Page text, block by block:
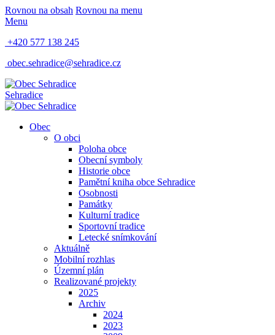
Rovnou na obsah Rovnou na menu
Menu
+420 577 138 245
obec.sehradice@sehradice.cz
Sehradice
Obec
O obci
Poloha obce
Obecní symboly
Historie obce
Pamětní kniha obce Sehradice
Osobnosti
Památky
Kulturní tradice
Sportovní tradice
Letecké snímkování
Aktuálně
Mobilní rozhlas
Územní plán
Realizované projekty
2025
Archiv
2024
2023